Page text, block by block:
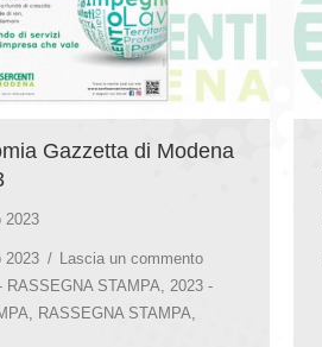
Gazzetta di Modena
2023
2023
Lascia un commento
RASSEGNA STAMPA
2023 -
RASSEGNA STAMPA